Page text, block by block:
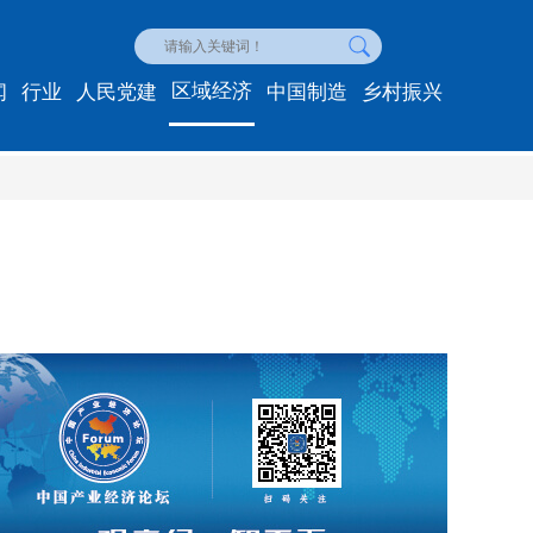
行业 人民党建 区域经济 中国制造 乡村振兴